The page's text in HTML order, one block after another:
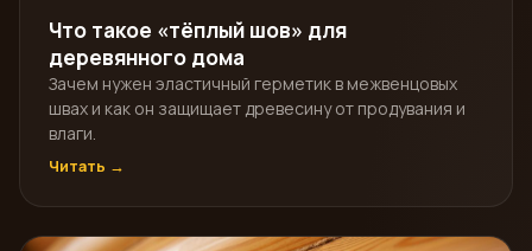
Что такое «тёплый шов» для
деревянного дома
Зачем нужен эластичный герметик в межвенцовых
швах и как он защищает древесину от продувания и
влаги.
Читать →